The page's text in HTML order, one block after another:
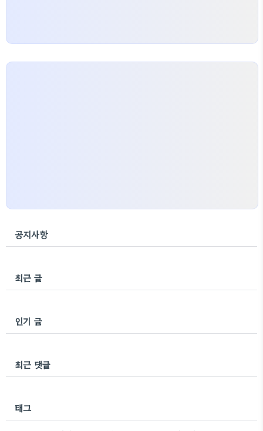
공지사항
최근 글
인기 글
최근 댓글
태그